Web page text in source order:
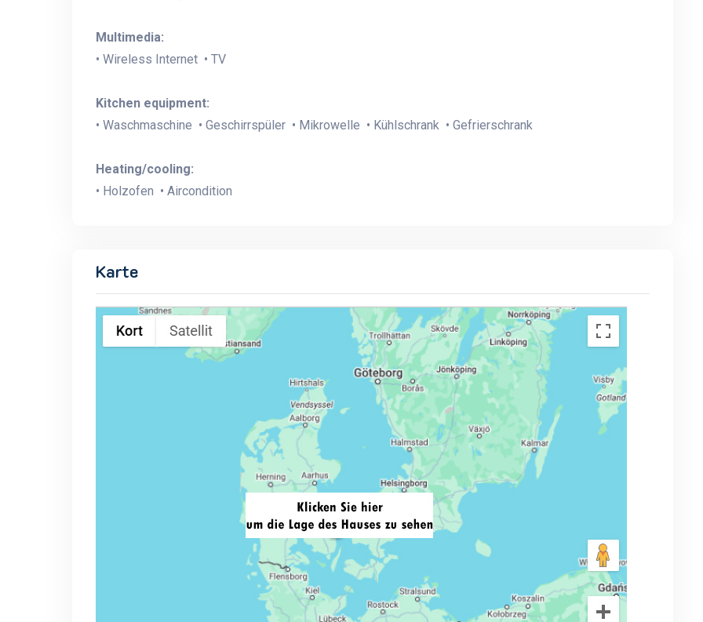
Multimedia:
• Wireless Internet • TV
Kitchen equipment:
• Waschmaschine • Geschirrspüler • Mikrowelle • Kühlschrank • Gefrierschrank
Heating/cooling:
• Holzofen • Aircondition
Karte